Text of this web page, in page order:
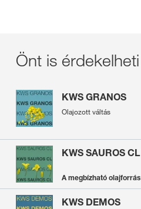
Önt is érdekelheti
KWS GRANOS
Olajozott váltás
KWS SAUROS CL
A megbízható olajforrás
KWS DEMOS